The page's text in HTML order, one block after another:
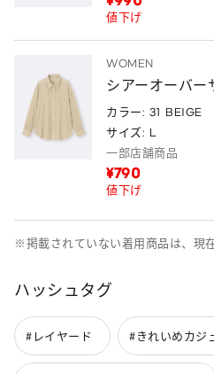
値下げ
WOMEN
シアーオーバー
カラー: 31 BEIGE
サイズ: L
一部店舗商品
¥790
値下げ
※掲載されていない着用商品は、現
ハッシュタグ
#レイヤード #きれいめカジ